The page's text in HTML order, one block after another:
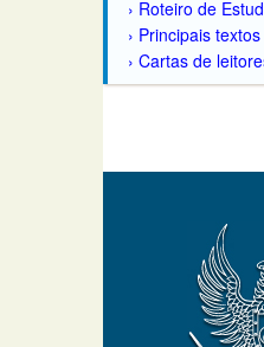
Roteiro de
Principais textos
Cartas de